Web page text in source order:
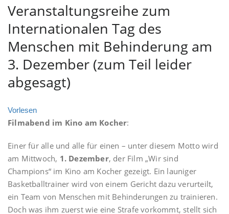
Veranstaltungsreihe zum
Internationalen Tag des
Menschen mit Behinderung am
3. Dezember (zum Teil leider
abgesagt)
Vorlesen
Filmabend im Kino am Kocher:
Einer für alle und alle für einen – unter diesem Motto wird
am Mittwoch, 1. Dezember, der Film „Wir sind
Champions“ im Kino am Kocher gezeigt. Ein launiger
Basketballtrainer wird von einem Gericht dazu verurteilt,
ein Team von Menschen mit Behinderungen zu trainieren.
Doch was ihm zuerst wie eine Strafe vorkommt, stellt sich